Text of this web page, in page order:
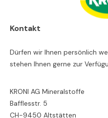
Kontakt
Dürfen wir Ihnen persönlich
stehen Ihnen gerne zur
KRONI AG Mineralstoffe
Bafflesstr. 5
CH-9450 Altstätten